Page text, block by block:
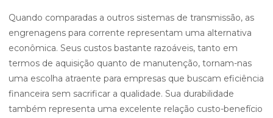
Quando comparadas a outros sistemas de transmissão, as
engrenagens para corrente representam uma alternativa
econômica. Seus custos bastante razoáveis, tanto em
termos de aquisição quanto de manutenção, tornam-nas
uma escolha atraente para empresas que buscam eficiência
financeira sem sacrificar a qualidade. Sua durabilidade
também representa uma excelente relação custo-benefício